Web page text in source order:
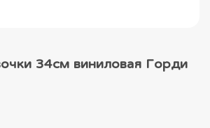
34см виниловая Горди